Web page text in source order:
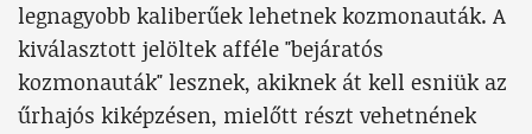
legnagyobb kaliberűek lehetnek kozmonauták. A
kiválasztott jelöltek afféle "bejáratós
kozmonauták" lesznek, akiknek át kell esniük az
űrhajós kiképzésen, mielőtt részt vehetnének